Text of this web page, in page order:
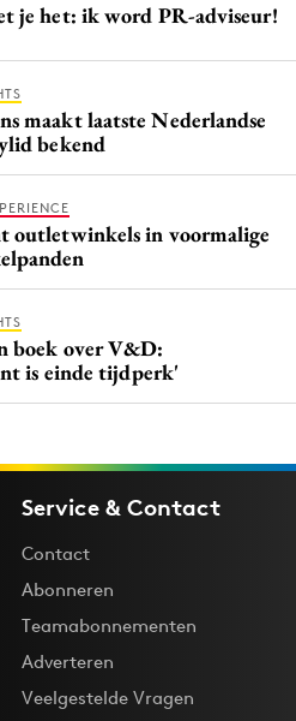
je het: ik word PR-adviseur!
maakt laatste Nederlandse
bekend
outletwinkels in voormalige
boek over V&D:
is einde tijdperk'
Service & Contact
Contact
Abonneren
Teamabonnementen
Adverteren
Veelgestelde Vragen